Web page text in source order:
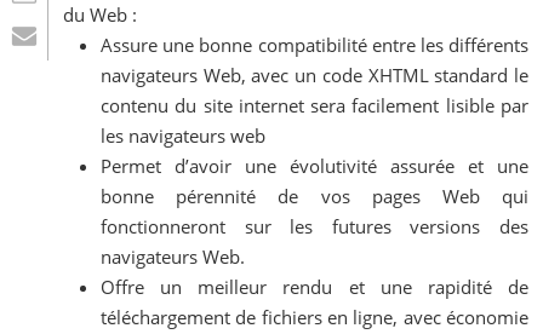
du Web :
Assure une bonne compatibilité entre les différents
navigateurs Web, avec un code XHTML standard le
contenu du site internet sera facilement lisible par
les navigateurs web
Permet d’avoir une évolutivité assurée et une
bonne pérennité de vos pages Web qui
fonctionneront sur les futures versions des
navigateurs Web.
Offre un meilleur rendu et une rapidité de
téléchargement de fichiers en ligne, avec économie